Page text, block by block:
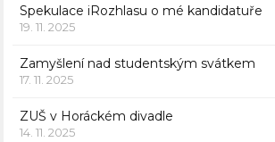
Spekulace iRozhlasu o mé kandidatuře
19. 11. 2025
Zamyšlení nad studentským svátkem
17. 11. 2025
ZUŠ v Horáckém divadle
14. 11. 2025